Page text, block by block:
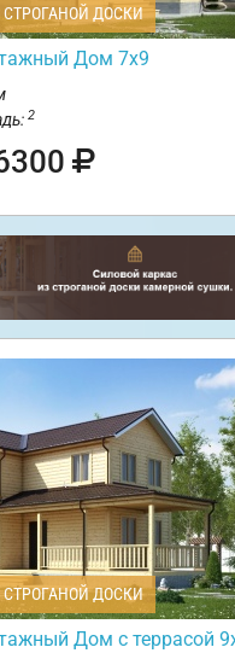
СТРОГАНОЙ ДОСКИ
Дом 7х9
2
СТРОГАНОЙ ДОСКИ
Дом с террасой